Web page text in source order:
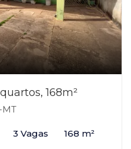
168m²
MT
3 Vagas 168 m²